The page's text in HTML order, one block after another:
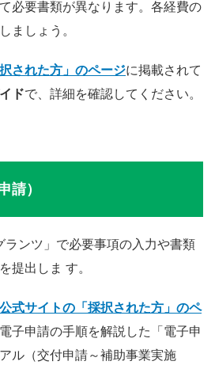
必要書類が異なります。各経費の
ましょう。
された方」のページに掲載されて
ドで、詳細を確認してください。
請）
ランツ」で必要事項の入力や書類
提出しま す。
式サイトの「採択された方」のペ
子申請の手順を解説した「電子申
ル（交付申請～補助事業実施